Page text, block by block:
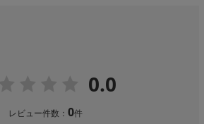
0.0
レビュー件数：0件